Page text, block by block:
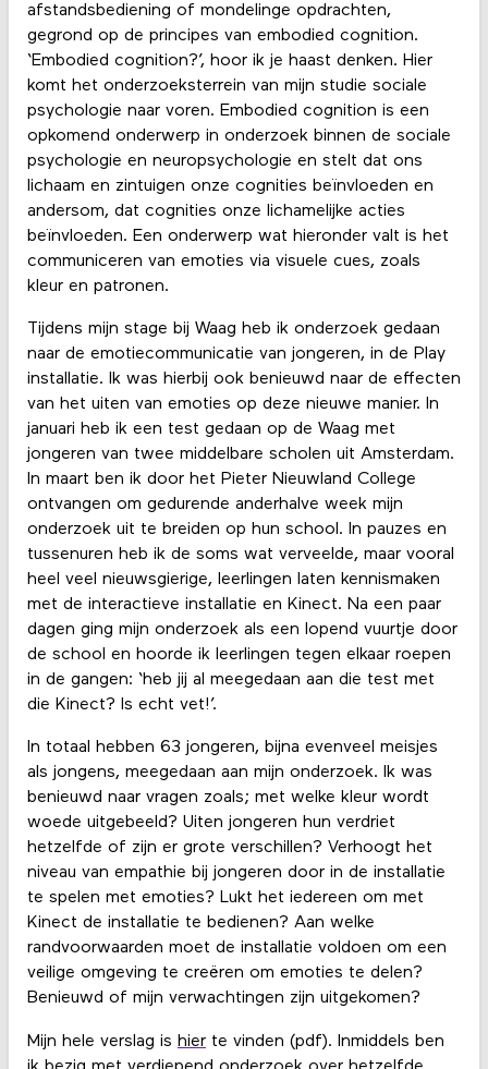
afstandsbediening of mondelinge opdrachten,
gegrond op de principes van embodied cognition.
‘Embodied cognition?’, hoor ik je haast denken. Hier
komt het onderzoeksterrein van mijn studie sociale
psychologie naar voren. Embodied cognition is een
opkomend onderwerp in onderzoek binnen de sociale
psychologie en neuropsychologie en stelt dat ons
lichaam en zintuigen onze cognities beïnvloeden en
andersom, dat cognities onze lichamelijke acties
beïnvloeden. Een onderwerp wat hieronder valt is het
communiceren van emoties via visuele cues, zoals
kleur en patronen.
Tijdens mijn stage bij Waag heb ik onderzoek gedaan
naar de emotiecommunicatie van jongeren, in de Play
installatie. Ik was hierbij ook benieuwd naar de effecten
van het uiten van emoties op deze nieuwe manier. In
januari heb ik een test gedaan op de Waag met
jongeren van twee middelbare scholen uit Amsterdam.
In maart ben ik door het Pieter Nieuwland College
ontvangen om gedurende anderhalve week mijn
onderzoek uit te breiden op hun school. In pauzes en
tussenuren heb ik de soms wat verveelde, maar vooral
heel veel nieuwsgierige, leerlingen laten kennismaken
met de interactieve installatie en Kinect. Na een paar
dagen ging mijn onderzoek als een lopend vuurtje door
de school en hoorde ik leerlingen tegen elkaar roepen
in de gangen: ‘heb jij al meegedaan aan die test met
die Kinect? Is echt vet!’.
In totaal hebben 63 jongeren, bijna evenveel meisjes
als jongens, meegedaan aan mijn onderzoek. Ik was
benieuwd naar vragen zoals; met welke kleur wordt
woede uitgebeeld? Uiten jongeren hun verdriet
hetzelfde of zijn er grote verschillen? Verhoogt het
niveau van empathie bij jongeren door in de installatie
te spelen met emoties? Lukt het iedereen om met
Kinect de installatie te bedienen? Aan welke
randvoorwaarden moet de installatie voldoen om een
veilige omgeving te creëren om emoties te delen?
Benieuwd of mijn verwachtingen zijn uitgekomen?
Mijn hele verslag is hierte vinden (pdf). Inmiddels ben